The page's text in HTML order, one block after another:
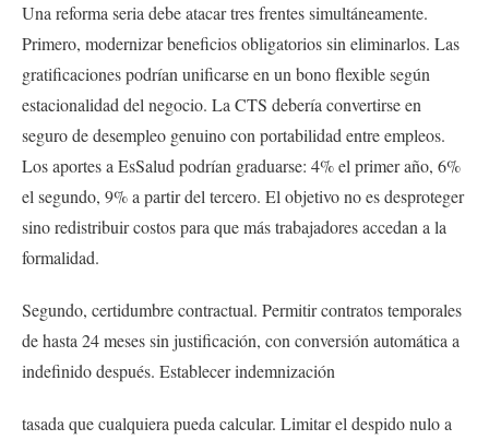
Una reforma seria debe atacar tres frentes simultáneamente.
Primero, modernizar beneficios obligatorios sin eliminarlos. Las
gratificaciones podrían unificarse en un bono flexible según
estacionalidad del negocio. La CTS debería convertirse en
seguro de desempleo genuino con portabilidad entre empleos.
Los aportes a EsSalud podrían graduarse: 4% el primer año, 6%
el segundo, 9% a partir del tercero. El objetivo no es desproteger
sino redistribuir costos para que más trabajadores accedan a la
formalidad.
Segundo, certidumbre contractual. Permitir contratos temporales
de hasta 24 meses sin justificación, con conversión automática a
indefinido después. Establecer indemnización
tasada que cualquiera pueda calcular. Limitar el despido nulo a